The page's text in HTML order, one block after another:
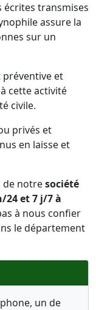
écrites transmises
assure la
sur un
et
cette activité
civile.
privés et
en laisse et
de notresociété
24 et 7 j/7 à
à nous confier
le département
un de